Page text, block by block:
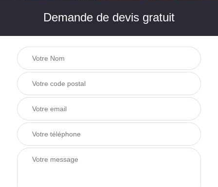
Demande de devis gratuit